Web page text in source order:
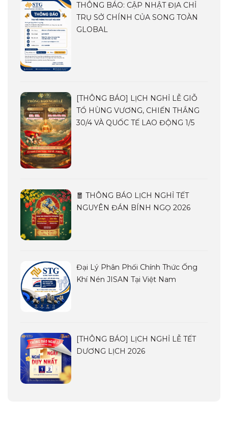
THÔNG BÁO: CẬP NHẬT ĐỊA CHỈ
TRỤ SỞ CHÍNH CỦA SONG TOÀN
GLOBAL
[THÔNG BÁO] LỊCH NGHỈ LỄ GIỖ
TỔ HÙNG VƯƠNG, CHIẾN THẮNG
30/4 VÀ QUỐC TẾ LAO ĐỘNG 1/5
🧧 THÔNG BÁO LỊCH NGHỈ TẾT
NGUYÊN ĐÁN BÍNH NGỌ 2026
Đại Lý Phân Phối Chính Thức Ống
Khí Nén JISAN Tại Việt Nam
[THÔNG BÁO] LỊCH NGHỈ LỄ TẾT
DƯƠNG LỊCH 2026